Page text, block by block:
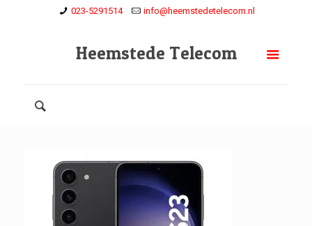
023-5291514 info@heemstedetelecom.nl
Heemstede Telecom